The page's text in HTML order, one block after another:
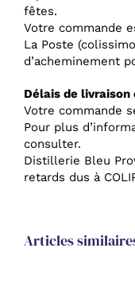
fêtes.
Votre commande
La Poste
d’acheminement
Délais de livraison
Votre commande
Pour plus
consulter.
Distillerie Bleu
retards dus à
Articles